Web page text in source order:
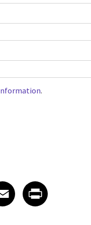
.
on Xon
article
Email
Share